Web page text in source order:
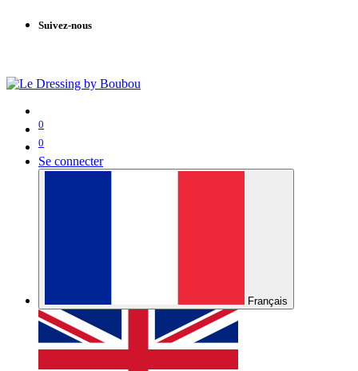
Suivez-nous
0
0
Se connecter
Français